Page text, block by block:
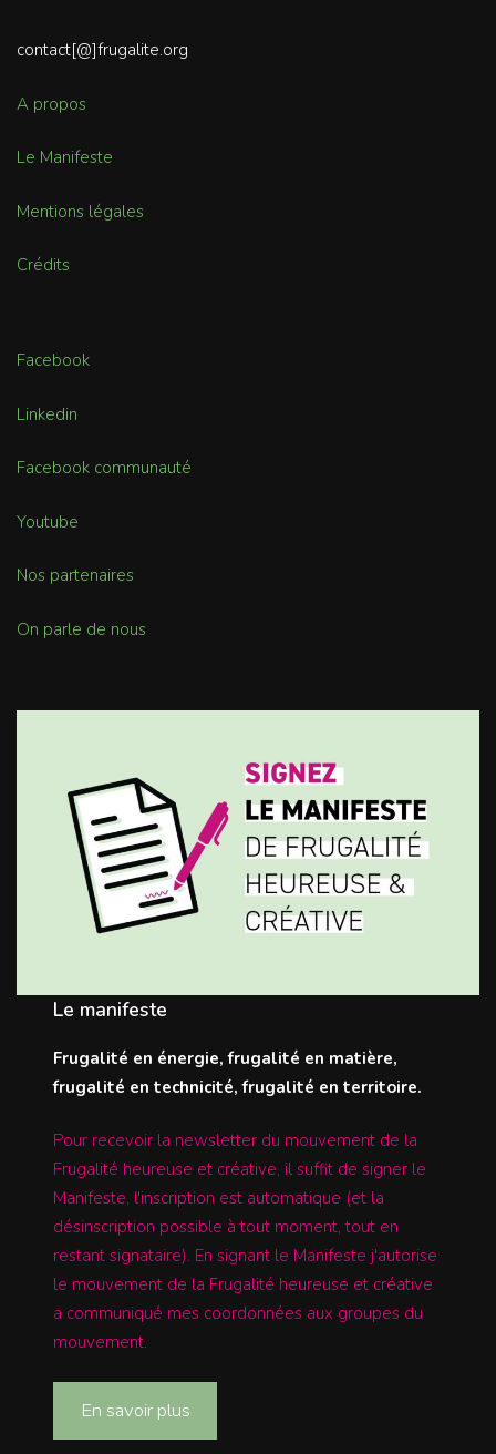
contact[@]frugalite.org
A propos
Le Manifeste
Mentions légales
Crédits
Facebook
Linkedin
Facebook communauté
Youtube
Nos partenaires
On parle de nous
Le manifeste
Frugalité en énergie, frugalité en matière,
frugalité en technicité, frugalité en territoire.
Pour recevoir la newsletter du mouvement de la
Frugalité heureuse et créative, il suffit de signer le
Manifeste, l'inscription est automatique (et la
désinscription possible à tout moment, tout en
restant signataire). En signant le Manifeste j'autorise
le mouvement de la Frugalité heureuse et créative
a communiqué mes coordonnées aux groupes du
mouvement.
En savoir plus